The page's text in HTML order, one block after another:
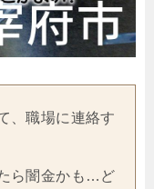
、職場に連絡す
ら闇金かも…ど